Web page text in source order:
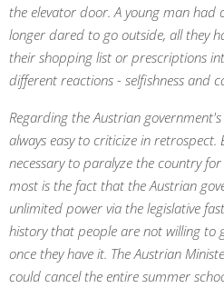
the elevator door. A young man had
longer dared to go outside, all they
their shopping list or prescriptions
different reactions - selfishness and
Regarding the Austrian
always easy to criticize in
necessary to paralyze the country
most is the fact that the Austrian
unlimited power via the legislative
history that people are not willing to
once they have it. The Austrian
could cancel the entire summer